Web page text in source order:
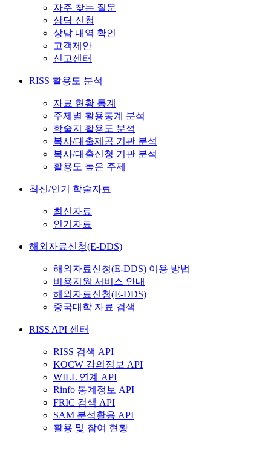
자주 찾는 질문
상담 신청
상담 내역 확인
고객제안
신고센터
RISS 활용도 분석
자료 현황 통계
주제별 활용통계 분석
학술지 활용도 분석
복사/대출제공 기관 분석
복사/대출신청 기관 분석
활용도 높은 주제
최신/인기 학술자료
최신자료
인기자료
해외자료신청(E-DDS)
해외자료신청(E-DDS) 이용 방법
비용지원 서비스 안내
해외자료신청(E-DDS)
중국대학 자료 검색
RISS API 센터
RISS 검색 API
KOCW 강의정보 API
WILL 연계 API
Rinfo 통계정보 API
FRIC 검색 API
SAM 분석활용 API
활용 및 참여 현황